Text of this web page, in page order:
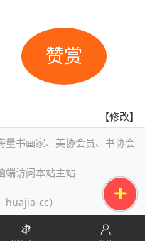
赞赏
【修改】
量书画家、美协会员、书协会
端访问本站主站
huajia-cc）